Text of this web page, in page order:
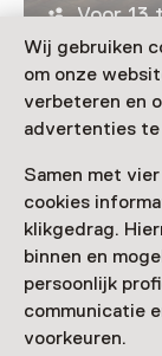
Wij gebruiken
om onze
verbeteren en
advertenties te
Samen met
cookies
klikgedrag.
binnen en
persoonlijk
communicatie
voorkeuren.
Voor 13
Nog